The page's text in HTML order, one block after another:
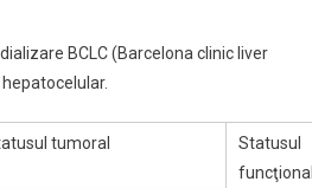
BCLC (Barcelona clinic liver
tumoral
Statusul